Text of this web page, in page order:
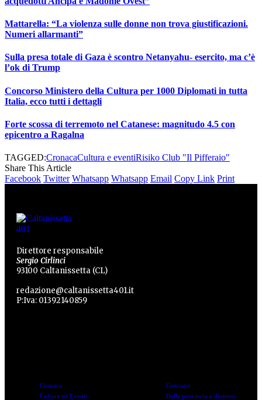
Mattarella: “La violenza sulle donne non trova giustificazioni.
Numeri allarmanti”
Sulla presa totale di Gaza è scontro Netanyahu- esercito, ma c’è
l’ok di Trump
Concorso Ministero della Cultura per 1000 Diplomati in tutta
Italia, ecco tutti i dettagli
Forte scossa di terremoto nel Catanese: magnitudo 4.5 con
epicentro a Ragalna
TAGGED:CronacaCultura e eventiRisiko Club "Il Pifferaio"
Share This Article
Facebook Twitter Whatsapp Whatsapp Email Copy Link Print
Direttore responsabile
Sergio Cirlinci
93100 Caltanissetta (CL)
redazione@caltanissetta401.it
P:Iva: 01392140859
Cronaca
Cultura ed Eventi
Concorsi
Dalla provincia e dintorni